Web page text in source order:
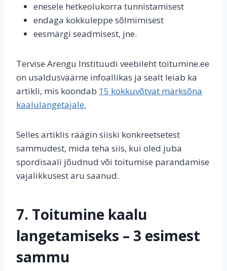
enesele hetkeolukorra tunnistamisest
endaga kokkuleppe sõlmimisest
eesmärgi seadmisest, jne.
Tervise Arengu Instituudi veebileht toitumine.ee
on usaldusväärne infoallikas ja sealt leiab ka
artikli, mis koondab 15 kokkuvõtvat märksõna
kaalulangetajale.
Selles artiklis räägin siiski konkreetsetest
sammudest, mida teha siis, kui oled juba
spordisaali jõudnud või toitumise parandamise
vajalikkusest aru saanud.
7. Toitumine kaalu
langetamiseks – 3 esimest
sammu